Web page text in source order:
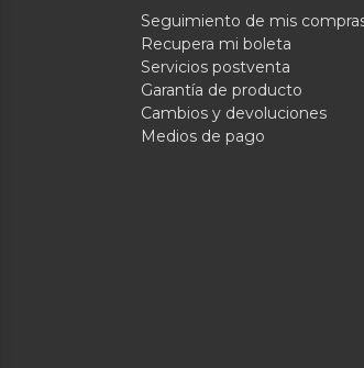
Seguimiento de mis
Recupera mi boleta
Servicios postventa
Garantía de producto
Cambios y devoluciones
Medios de pago